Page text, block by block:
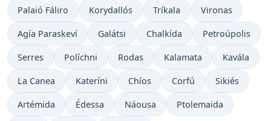
Palaió Fáliro Korydallós Tríkala Vironas
Agía Paraskeví Galátsi Chalkída Petroúpolis
Serres Políchni Rodas Kalamata Kavála
La Canea Kateríni Chíos Corfú Sikiés
Artémida Édessa Náousa Ptolemaida